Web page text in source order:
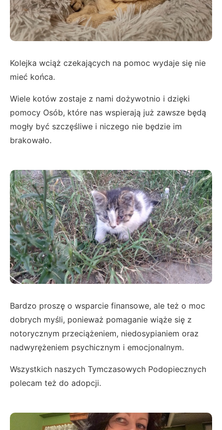
Kolejka wciąż czekających na pomoc wydaje się nie
mieć końca.
Wiele kotów zostaje z nami dożywotnio i dzięki
pomocy Osób, które nas wspierają już zawsze będą
mogły być szczęśliwe i niczego nie będzie im
brakowało.
Bardzo proszę o wsparcie finansowe, ale też o moc
dobrych myśli, ponieważ pomaganie wiąże się z
notorycznym przeciążeniem, niedosypianiem oraz
nadwyrężeniem psychicznym i emocjonalnym.
Wszystkich naszych Tymczasowych Podopiecznych
polecam też do adopcji.